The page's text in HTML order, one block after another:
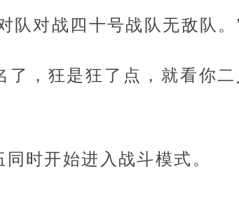
队对战四十号战队无敌队。
了，狂是狂了点，就看你
时开始进入战斗模式。